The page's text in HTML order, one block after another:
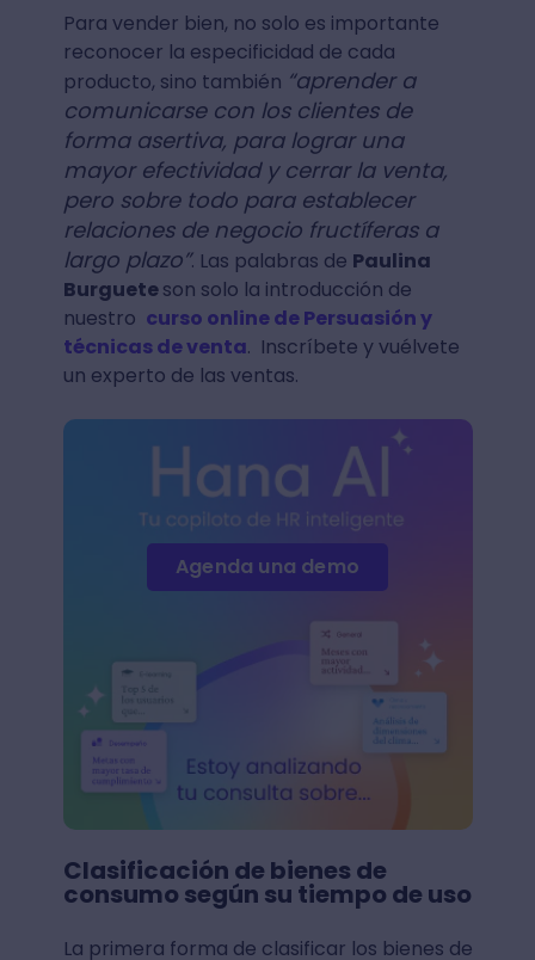
Para vender bien, no solo es importante
reconocer la especificidad de cada
producto, sino también “aprender a
comunicarse con los clientes de
forma asertiva, para lograr una
mayor efectividad y cerrar la venta,
pero sobre todo para establecer
relaciones de negocio fructíferas a
largo plazo”. Las palabras de Paulina
Burgueteson solo la introducción de
nuestro curso online de Persuasión y
técnicas de venta. Inscríbete y vuélvete
un experto de las ventas.
Agenda una demo
Clasificación de bienes de
consumo según su tiempo de uso
La primera forma de clasificar los bienes de